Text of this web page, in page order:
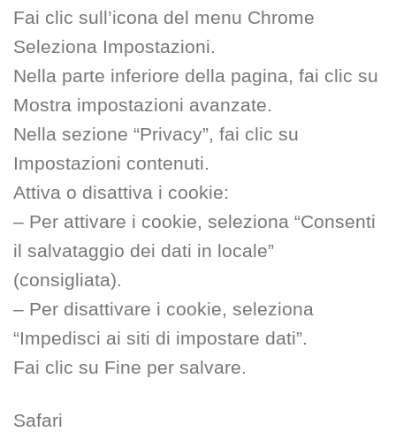
Fai clic sull’icona del menu Chrome
Seleziona Impostazioni.
Nella parte inferiore della pagina, fai clic su
Mostra impostazioni avanzate.
Nella sezione “Privacy”, fai clic su
Impostazioni contenuti.
Attiva o disattiva i cookie:
– Per attivare i cookie, seleziona “Consenti
il salvataggio dei dati in locale”
(consigliata).
– Per disattivare i cookie, seleziona
“Impedisci ai siti di impostare dati”.
Fai clic su Fine per salvare.
Safari